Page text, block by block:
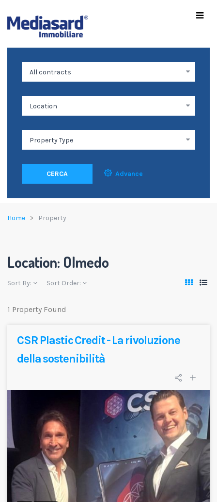
CERCA Advance
Home Property
Location: Olmedo
Sort By: Sort Order:
1 Property Found
CSR Plastic Credit - La rivoluzione
della sostenibilità